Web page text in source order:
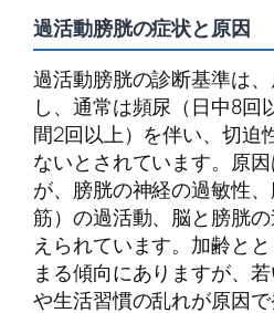
過活動膀胱の症状と原因
過活動膀胱の診断基準は
し、通常は頻尿（日中8回
間2回以上）を伴い、切迫
ないとされています。原
が、膀胱の神経の過敏性
筋）の過活動、脳と膀胱
えられています。加齢と
まる傾向にありますが、
や生活習慣の乱れが原因